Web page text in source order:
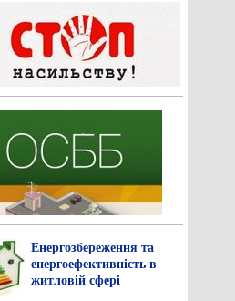
Енергозбереження та
енергоефективність в
житловій сфері